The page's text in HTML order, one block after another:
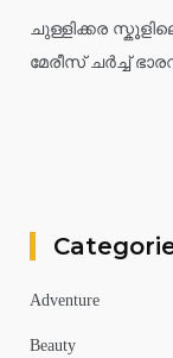
ചുള്ളിക്കര
മേരീസ് ചർച്ച്
Adventure
Beauty